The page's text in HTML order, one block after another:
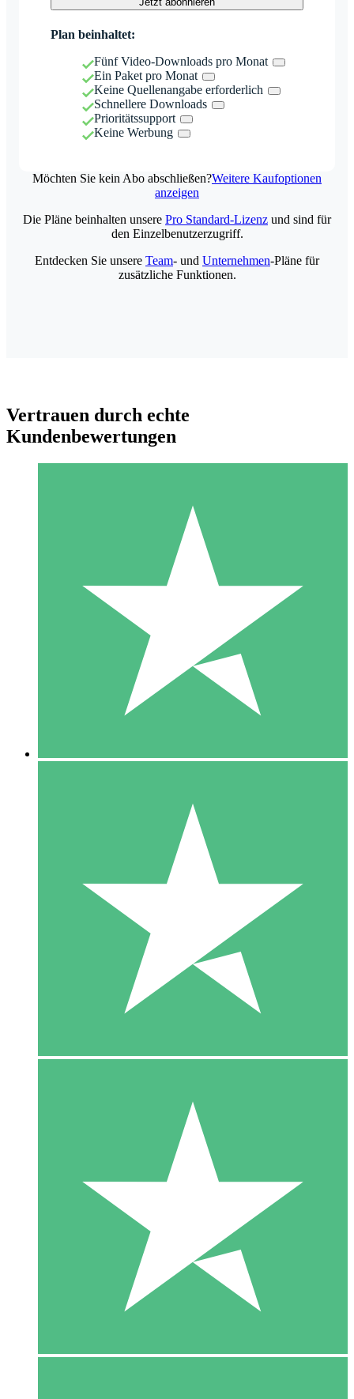
Plan beinhaltet:
Fünf Video-Downloads pro Monat
Ein Paket pro Monat
Keine Quellenangabe erforderlich
Schnellere Downloads
Prioritätssupport
Keine Werbung
Möchten Sie kein Abo abschließen?Weitere Kaufoptionen
anzeigen
Individuelle Credit-Pakete
Zahlen Sie nach Bedarf mit Download-Credits. Keine
monatliche Verpflichtung erforderlich.
10 00
10 Downloads
20 00
Die Pläne beinhalten unsere Pro Standard-Lizenz und sind für
den Einzelbenutzerzugriff.
Entdecken Sie unsere Team- und Unternehmen-Pläne für
zusätzliche Funktionen.
Vertrauen durch echte
Kundenbewertungen